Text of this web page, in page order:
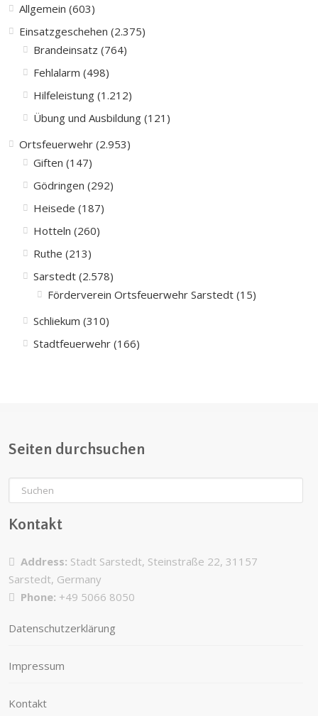
Allgemein (603)
Einsatzgeschehen (2.375)
Brandeinsatz (764)
Fehlalarm (498)
Hilfeleistung (1.212)
Übung und Ausbildung (121)
Ortsfeuerwehr (2.953)
Giften (147)
Gödringen (292)
Heisede (187)
Hotteln (260)
Ruthe (213)
Sarstedt (2.578)
Förderverein Ortsfeuerwehr Sarstedt (15)
Schliekum (310)
Stadtfeuerwehr (166)
Seiten durchsuchen
Kontakt
Address: Stadt Sarstedt, Steinstraße 22, 31157
Sarstedt, Germany
Phone: +49 5066 8050
Datenschutzerklärung
Impressum
Kontakt